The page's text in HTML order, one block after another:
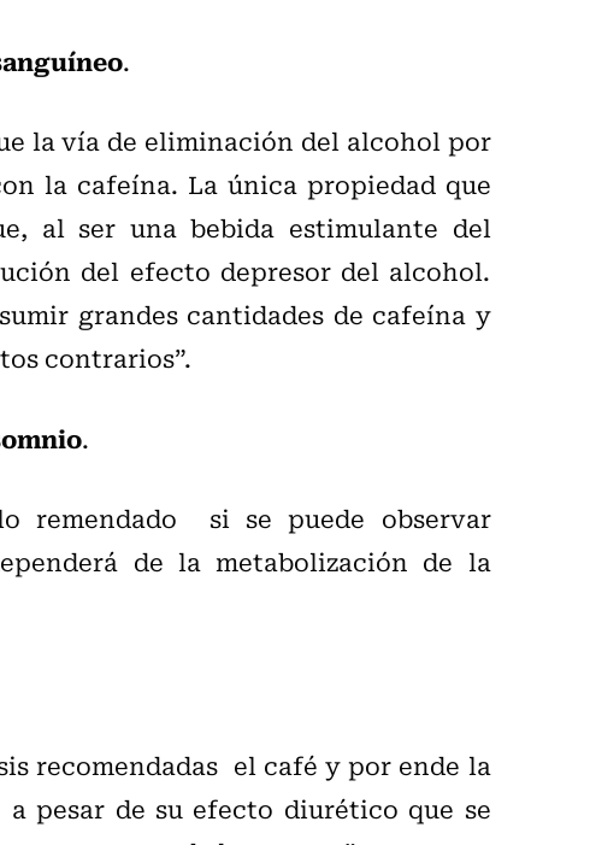
.
la vía de eliminación del alcohol por
la cafeína. La única propiedad que
al ser una bebida estimulante del
del efecto depresor del alcohol.
grandes cantidades de cafeína y
contrarios”.
.
remendado si se puede observar
de la metabolización de la
recomendadas el café y por ende la
pesar de su efecto diurético que se